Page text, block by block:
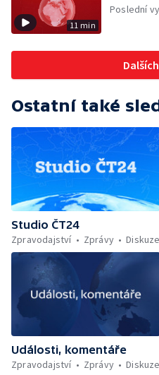
11 min
Poslední
Ostatní také
Studio ČT24
Zpravodajství
Zprávy Diskuze
Události, komentáře
Zpravodajství
Zprávy Diskuze